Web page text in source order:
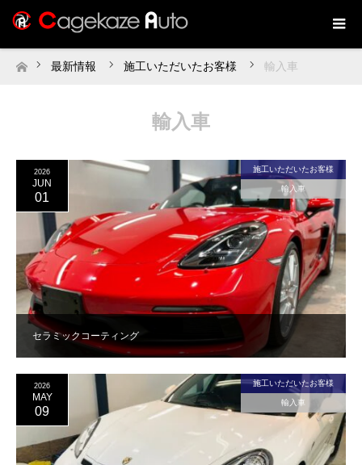
ホーム
最新情報 施工いただいたお客様 輸入車
輸入車
セラミックコーティング
2026
JUN
01
施工いただいたお客様
輸入車
2026
MAY
09
施工いただいたお客様
輸入車